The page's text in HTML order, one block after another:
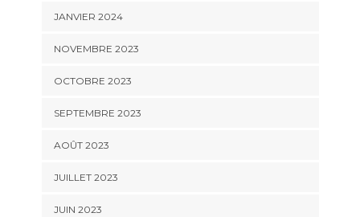
JANVIER 2024
NOVEMBRE 2023
OCTOBRE 2023
SEPTEMBRE 2023
AOÛT 2023
JUILLET 2023
JUIN 2023